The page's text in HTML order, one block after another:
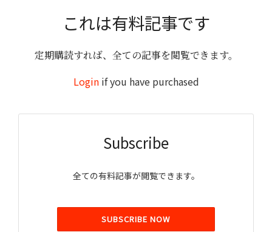
これは有料記事です
定期購読すれば、全ての記事を閲覧できます。
Loginif you have purchased
Subscribe
全ての有料記事が閲覧できます。
SUBSCRIBE NOW